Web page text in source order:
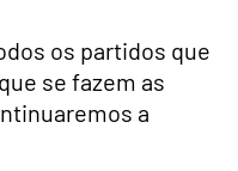
os partidos que
se fazem as
a